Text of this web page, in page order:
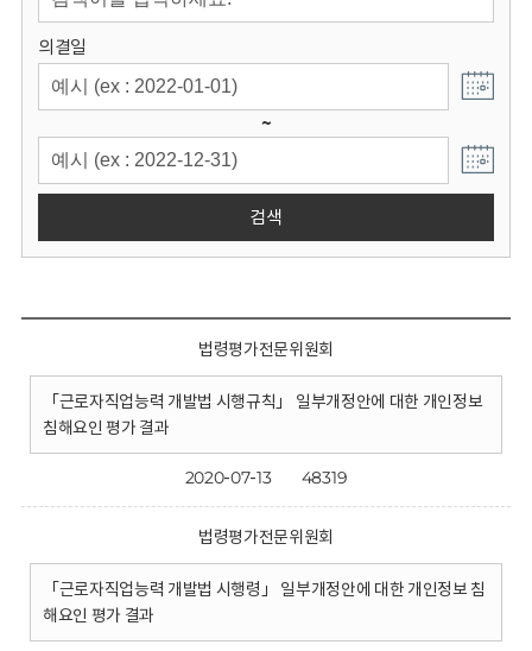
의결일
~
검색
법령평가전문위원회
「근로자직업능력 개발법 시행규칙」 일부개정안에 대한 개인정보
침해요인 평가 결과
2020-07-13 48319
법령평가전문위원회
「근로자직업능력 개발법 시행령」 일부개정안에 대한 개인정보 침
해요인 평가 결과